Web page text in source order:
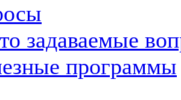
задаваемые
программы